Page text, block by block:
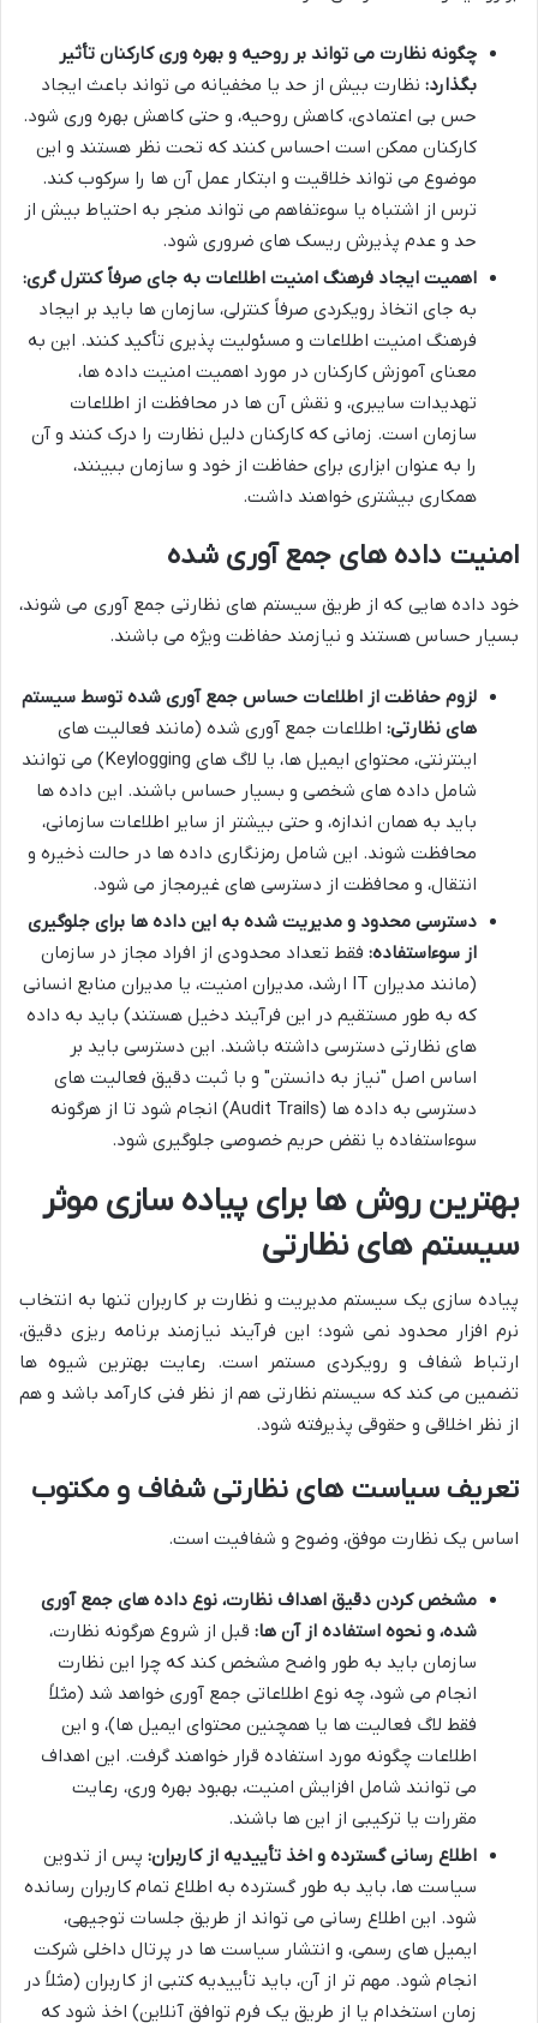
چگونه نظارت می تواند بر روحیه و بهره وری کارکنان تأثیر
بگذارد: نظارت بیش از حد یا مخفیانه می تواند باعث ایجاد
حس بی اعتمادی، کاهش روحیه، و حتی کاهش بهره وری شود.
کارکنان ممکن است احساس کنند که تحت نظر هستند و این
موضوع می تواند خلاقیت و ابتکار عمل آن ها را سرکوب کند.
ترس از اشتباه یا سوءتفاهم می تواند منجر به احتیاط بیش از
حد و عدم پذیرش ریسک های ضروری شود.
اهمیت ایجاد فرهنگ امنیت اطلاعات به جای صرفاً کنترل گری:
به جای اتخاذ رویکردی صرفاً کنترلی، سازمان ها باید بر ایجاد
فرهنگ امنیت اطلاعات و مسئولیت پذیری تأکید کنند. این به
معنای آموزش کارکنان در مورد اهمیت امنیت داده ها،
تهدیدات سایبری، و نقش آن ها در محافظت از اطلاعات
سازمان است. زمانی که کارکنان دلیل نظارت را درک کنند و آن
را به عنوان ابزاری برای حفاظت از خود و سازمان ببینند،
همکاری بیشتری خواهند داشت.
امنیت داده های جمع آوری شده
خود داده هایی که از طریق سیستم های نظارتی جمع آوری می شوند،
بسیار حساس هستند و نیازمند حفاظت ویژه می باشند.
لزوم حفاظت از اطلاعات حساس جمع آوری شده توسط سیستم
های نظارتی: اطلاعات جمع آوری شده (مانند فعالیت های
اینترنتی، محتوای ایمیل ها، یا لاگ های Keylogging) می توانند
شامل داده های شخصی و بسیار حساس باشند. این داده ها
باید به همان اندازه، و حتی بیشتر از سایر اطلاعات سازمانی،
محافظت شوند. این شامل رمزنگاری داده ها در حالت ذخیره و
انتقال، و محافظت از دسترسی های غیرمجاز می شود.
دسترسی محدود و مدیریت شده به این داده ها برای جلوگیری
از سوءاستفاده: فقط تعداد محدودی از افراد مجاز در سازمان
(مانند مدیران IT ارشد، مدیران امنیت، یا مدیران منابع انسانی
که به طور مستقیم در این فرآیند دخیل هستند) باید به داده
های نظارتی دسترسی داشته باشند. این دسترسی باید بر
اساس اصل "نیاز به دانستن" و با ثبت دقیق فعالیت های
دسترسی به داده ها (Audit Trails) انجام شود تا از هرگونه
سوءاستفاده یا نقض حریم خصوصی جلوگیری شود.
بهترین روش ها برای پیاده سازی موثر
سیستم های نظارتی
پیاده سازی یک سیستم مدیریت و نظارت بر کاربران تنها به انتخاب
نرم افزار محدود نمی شود؛ این فرآیند نیازمند برنامه ریزی دقیق،
ارتباط شفاف و رویکردی مستمر است. رعایت بهترین شیوه ها
تضمین می کند که سیستم نظارتی هم از نظر فنی کارآمد باشد و هم
از نظر اخلاقی و حقوقی پذیرفته شود.
تعریف سیاست های نظارتی شفاف و مکتوب
اساس یک نظارت موفق، وضوح و شفافیت است.
مشخص کردن دقیق اهداف نظارت، نوع داده های جمع آوری
شده، و نحوه استفاده از آن ها: قبل از شروع هرگونه نظارت،
سازمان باید به طور واضح مشخص کند که چرا این نظارت
انجام می شود، چه نوع اطلاعاتی جمع آوری خواهد شد (مثلاً
فقط لاگ فعالیت ها یا همچنین محتوای ایمیل ها)، و این
اطلاعات چگونه مورد استفاده قرار خواهند گرفت. این اهداف
می توانند شامل افزایش امنیت، بهبود بهره وری، رعایت
مقررات یا ترکیبی از این ها باشند.
اطلاع رسانی گسترده و اخذ تأییدیه از کاربران: پس از تدوین
سیاست ها، باید به طور گسترده به اطلاع تمام کاربران رسانده
شود. این اطلاع رسانی می تواند از طریق جلسات توجیهی،
ایمیل های رسمی، و انتشار سیاست ها در پرتال داخلی شرکت
انجام شود. مهم تر از آن، باید تأییدیه کتبی از کاربران (مثلاً در
زمان استخدام یا از طریق یک فرم توافق آنلاین) اخذ شود که